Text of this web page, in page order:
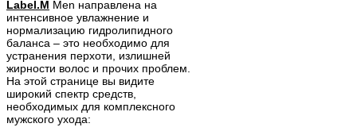
Label.M Men направлена на
интенсивное увлажнение и
нормализацию гидролипидного
баланса – это необходимо для
устранения перхоти, излишней
жирности волос и прочих проблем.
На этой странице вы видите
широкий спектр средств,
необходимых для комплексного
мужского ухода: